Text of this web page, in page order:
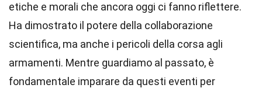
etiche e morali che ancora oggi ci fanno riflettere.
Ha dimostrato il potere della collaborazione
scientifica, ma anche i pericoli della corsa agli
armamenti. Mentre guardiamo al passato, è
fondamentale imparare da questi eventi per